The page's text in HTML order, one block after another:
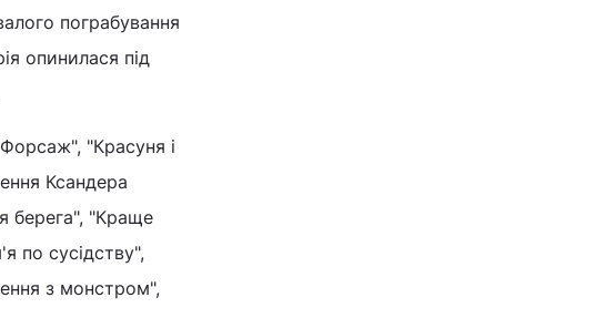
пограбування
опинилася під
"Красуня і
Ксандера
берега", "Краще
по сусідству",
з монстром",